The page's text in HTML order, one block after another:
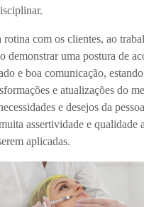
rotina com os clientes, ao
demonstrar uma postura de
e boa comunicação,
e atualizações do
e desejos da
assertividade e qualidade
aplicadas.